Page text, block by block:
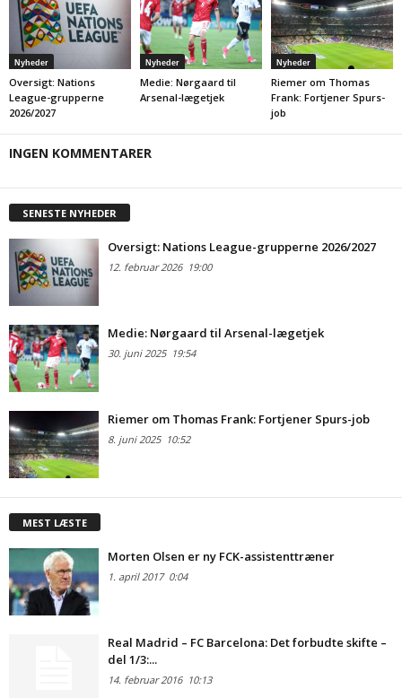
Nyheder
Oversigt: Nations
League-grupperne
2026/2027
Nyheder
Medie: Nørgaard til
Arsenal-lægetjek
Nyheder
Riemer om Thomas
Frank: Fortjener Spurs-
job
INGEN KOMMENTARER
SENESTE NYHEDER
Oversigt: Nations League-grupperne 2026/2027
12. februar 202619:00
Medie: Nørgaard til Arsenal-lægetjek
30. juni 202519:54
Riemer om Thomas Frank: Fortjener Spurs-job
8. juni 202510:52
MEST LÆSTE
Morten Olsen er ny FCK-assistenttræner
1. april 20170:04
Real Madrid – FC Barcelona: Det forbudte skifte –
del 1/3:...
14. februar 201610:13